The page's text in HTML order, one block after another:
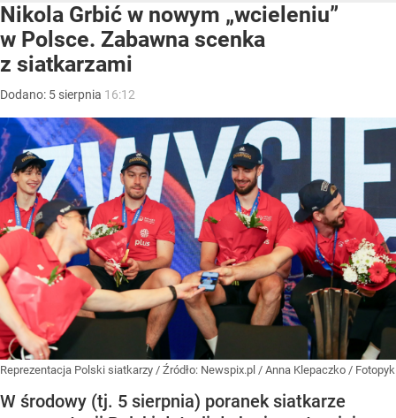
Nikola Grbić w nowym „wcieleniu”
w Polsce. Zabawna scenka
z siatkarzami
Dodano: 5 sierpnia 16:12
Reprezentacja Polski siatkarzy / Źródło: Newspix.pl / Anna Klepaczko / Fotopyk
W środowy (tj. 5 sierpnia) poranek siatkarze